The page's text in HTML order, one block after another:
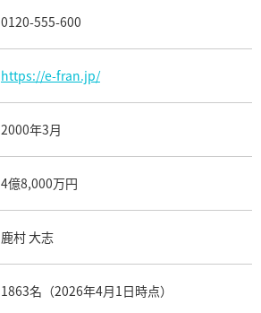
0120-555-600
https://e-fran.jp/
2000年3月
4億8,000万円
鹿村 大志
1863名（2026年4月1日時点）